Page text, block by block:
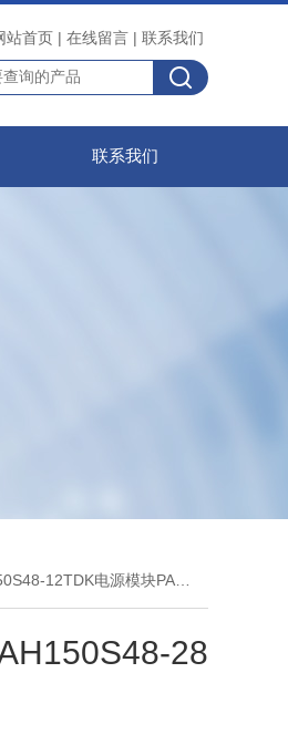
站首页 | 在线留言 | 联系我们
联系我们
源模块PAH150S48-28 PAH150S48-24
28